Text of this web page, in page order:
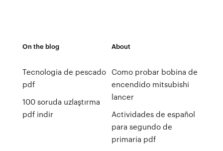
On the blog
Tecnologia de pescado
pdf
100 soruda uzlaştırma
pdf indir
About
Como probar bobina de
encendido mitsubishi
lancer
Actividades de español
para segundo de
primaria pdf